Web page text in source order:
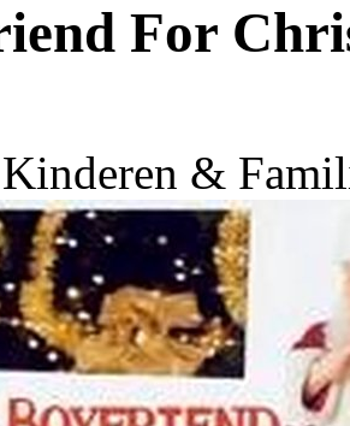
For
Kinderen &